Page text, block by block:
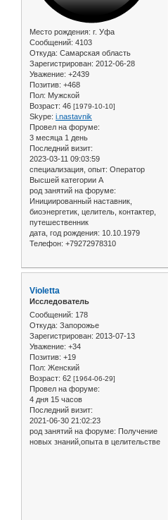
Место рождения: г. Уфа
Сообщений: 4103
Откуда: Самарская область
Зарегистрирован: 2012-06-28
Уважение: +2439
Позитив: +468
Пол: Мужской
Возраст: 46 [1979-10-10]
Skype: i.nastavnik
Провел на форуме:
3 месяца 1 день
Последний визит:
2023-03-11 09:03:59
специализация, опыт: Оператор
Высшей категории А
род занятий на форуме:
Инициированный наставник,
биоэнергетик, целитель, контактер,
путешественник
дата, год рождения: 10.10.1979
Телефон: +79272978310
Violetta
Исследователь
Сообщений: 178
Откуда: Запорожье
Зарегистрирован: 2013-07-13
Уважение: +34
Позитив: +19
Пол: Женский
Возраст: 62 [1964-06-29]
Провел на форуме:
4 дня 15 часов
Последний визит:
2021-06-30 21:02:23
род занятий на форуме: Получение
новых знаний,опыта в целительстве